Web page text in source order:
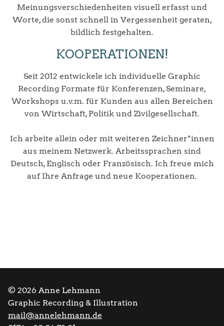
Meinungsverschiedenheiten visuell erfasst und
Worte, die sonst schnell in Vergessenheit geraten,
bildlich festgehalten.
KOOPERATIONEN!
Seit 2012 entwickele ich individuelle Graphic
Recording Formate für Konferenzen, Seminare,
Workshops u.v.m. für Kunden aus allen Bereichen
von Wirtschaft, Politik und Zivilgesellschaft.
Ich arbeite allein oder mit weiteren Zeichner*innen
aus meinem Netzwerk. Arbeitssprachen sind
Deutsch, Englisch oder Französisch. Ich freue mich
auf Ihre Anfrage und neue Kooperationen.
© 2026 Anne Lehmann
Graphic Recording & Illustration
mail@annelehmann.de